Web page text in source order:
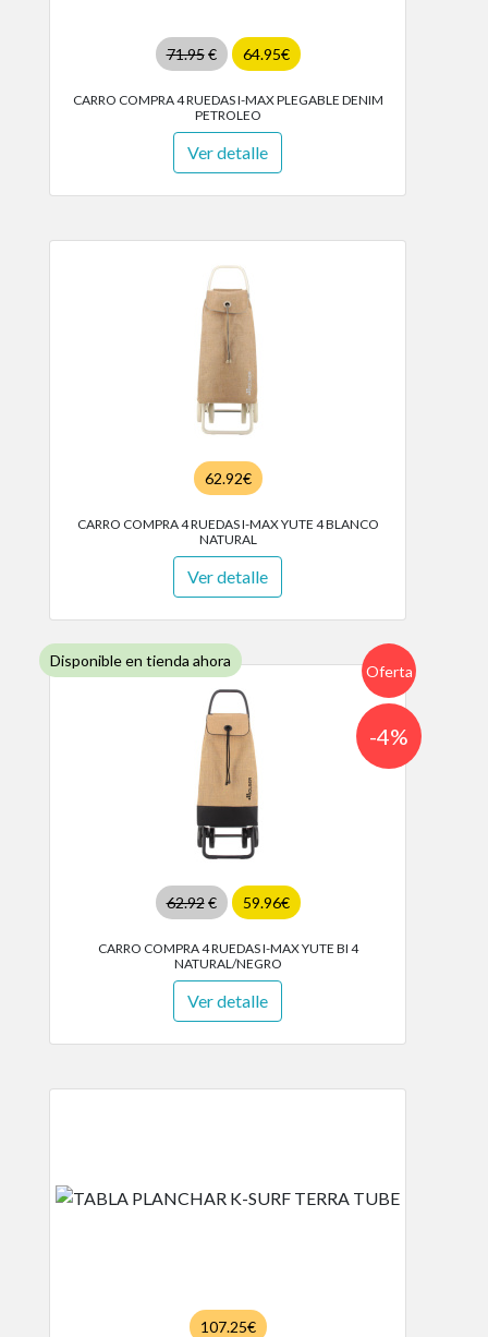
71.95€ 64.95€
CARRO COMPRA 4 RUEDAS I-MAX PLEGABLE DENIM
PETROLEO
Ver detalle
62.92€
CARRO COMPRA 4 RUEDAS I-MAX YUTE 4 BLANCO
NATURAL
Ver detalle
Disponible en tienda ahora
Oferta
62.92€ 59.96€
-4%
CARRO COMPRA 4 RUEDAS I-MAX YUTE BI 4
NATURAL/NEGRO
Ver detalle
107.25€